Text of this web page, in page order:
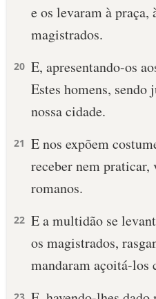
e os levaram à praça,
magistrados.
20 E, apresentando-os
Estes homens, sendo
nossa cidade.
21 E nos expõem
receber nem praticar,
romanos.
22 E a multidão se
os magistrados,
mandaram açoitá-los